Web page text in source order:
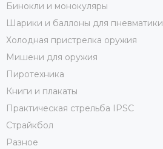
Бинокли и монокуляры
Шарики и баллоны для пневматики
Холодная пристрелка оружия
Мишени для оружия
Пиротехника
Книги и плакаты
Практическая стрельба IPSC
Страйкбол
Разное